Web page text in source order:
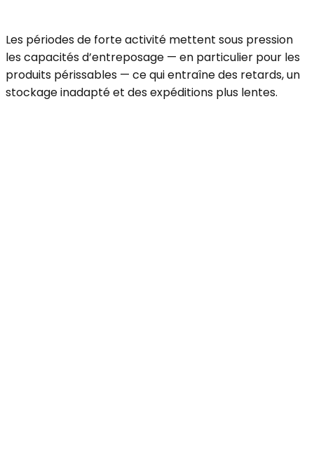
Les périodes de forte activité mettent sous pression
les capacités d’entreposage — en particulier pour les
produits périssables — ce qui entraîne des retards, un
stockage inadapté et des expéditions plus lentes.